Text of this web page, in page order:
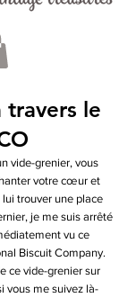
travers le
vide-grenier, vous
votre cœur et
trouver une place
je me suis arrêté
vu ce
Biscuit Company.
ce vide-grenier sur
vous me suivez là-